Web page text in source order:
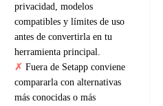
privacidad, modelos
compatibles y límites de uso
antes de convertirla en tu
herramienta principal.
Fuera de Setapp conviene
compararla con alternativas
más conocidas o más